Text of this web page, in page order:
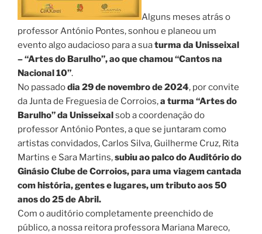
Alguns meses atrás o
professor António Pontes, sonhou e planeou um
evento algo audacioso para a suaturma da Unisseixal
– “Artes do Barulho”, ao que chamou “Cantos na
Nacional 10”.
No passadodia 29 de novembro de 2024, por convite
da Junta de Freguesia de Corroios,a turma “Artes do
Barulho” da Unisseixalsob a coordenação do
professor António Pontes, a que se juntaram como
artistas convidados, Carlos Silva, Guilherme Cruz, Rita
Martins e Sara Martins,subiu ao palco do Auditório do
Ginásio Clube de Corroios, para uma viagem cantada
com história, gentes e lugares, um tributo aos 50
anos do 25 de Abril.
Com o auditório completamente preenchido de
público, a nossa reitora professora Mariana Mareco,